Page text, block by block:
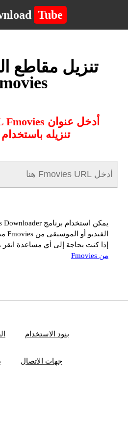
Tube
تنزيل مقاطع
تنزيله
الفيديو أو الموسيقى من Fmovies مجانًا
إذا كنت بحاجة إلى أي مساعدة انقر
من Fmovies
بنود الاستخدام
جهات الاتصال